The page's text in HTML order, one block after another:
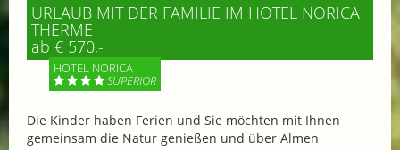
URLAUB MIT DER FAMILIE IM HOTEL NORICA
THERME
ab € 570,-
HOTEL NORICA
SUPERIOR
Die Kinder haben Ferien und Sie möchten mit Ihnen
gemeinsam die Natur genießen und über Almen